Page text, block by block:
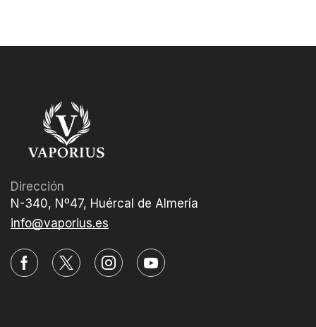
Dirección
N-340, Nº47, Huércal de Almería
info@vaporius.es